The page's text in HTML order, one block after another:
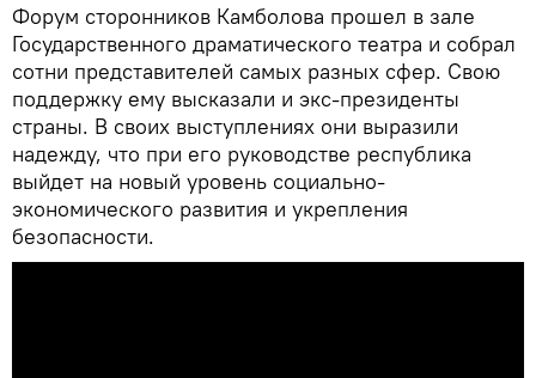
Форум сторонников Камболова прошел в зале
Государственного драматического театра и собрал
сотни представителей самых разных сфер. Свою
поддержку ему высказали и экс-президенты
страны. В своих выступлениях они выразили
надежду, что при его руководстве республика
выйдет на новый уровень социально-
экономического развития и укрепления
безопасности.